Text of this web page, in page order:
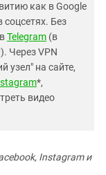
как в Google
соцсетях. Без
Telegram (в
Через VPN
узел" на сайте,
*,
видео
Instagram и